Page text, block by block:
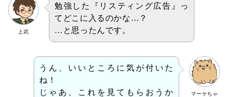
上武
勉強した『リスティング広告』っ
てどこに入るのかな…？
…と思ったんです。
マーケちゃ
うん、いいところに気が付いた
ね！
じゃあ、これを見てもらおうか